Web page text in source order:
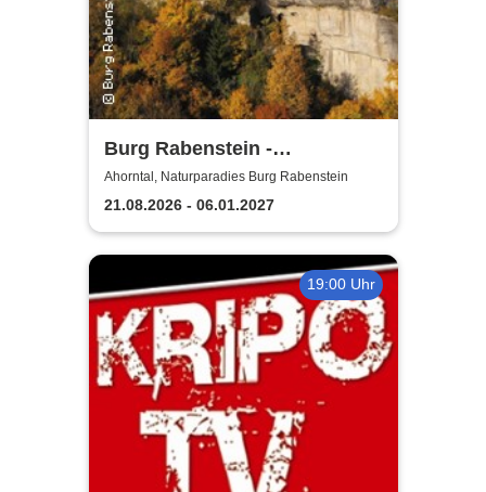
Burg Rabenstein -
Burgkonzerte
Ahorntal, Naturparadies Burg Rabenstein
21.08.2026 - 06.01.2027
19:00 Uhr